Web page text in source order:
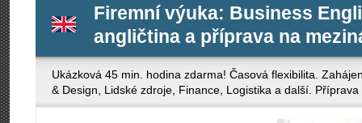
Firemní výuka: Business
angličtina a příprava na
Ukázková 45 min. hodina zdarma! Časová flexibilita.
& Design, Lidské zdroje, Finance, Logistika a další. Příprava